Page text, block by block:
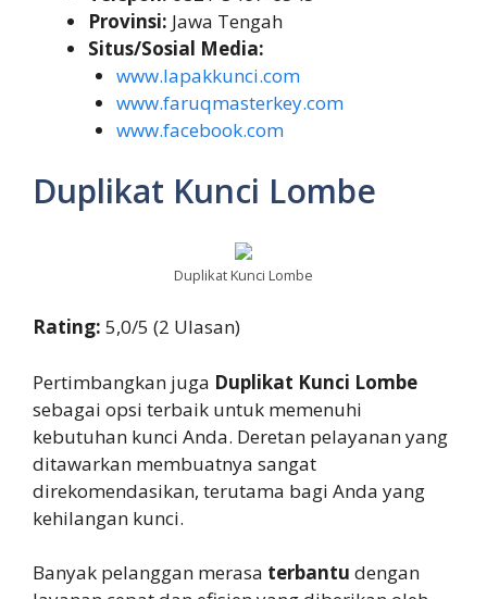
Provinsi: Jawa Tengah
Situs/Sosial Media:
www.lapakkunci.com
www.faruqmasterkey.com
www.facebook.com
Duplikat Kunci Lombe
Duplikat Kunci Lombe
Rating: 5,0/5 (2 Ulasan)
Pertimbangkan juga Duplikat Kunci Lombe
sebagai opsi terbaik untuk memenuhi
kebutuhan kunci Anda. Deretan pelayanan yang
ditawarkan membuatnya sangat
direkomendasikan, terutama bagi Anda yang
kehilangan kunci.
Banyak pelanggan merasa terbantu dengan